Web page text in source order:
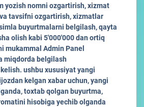
yozish nomni ozgartirish, xizmat
tavsifni ozgartirish, xizmatlar
buyurtmalarni belgilash, qayta
olish kabi 5'000'000 dan ortiq
mukammal Admin Panel
miqdorda belgilash
ushbu xususiyat yangi
kelgan xabar uchun, yangi
toxtab qolgan buyurtma,
hisobiga yechib olganda